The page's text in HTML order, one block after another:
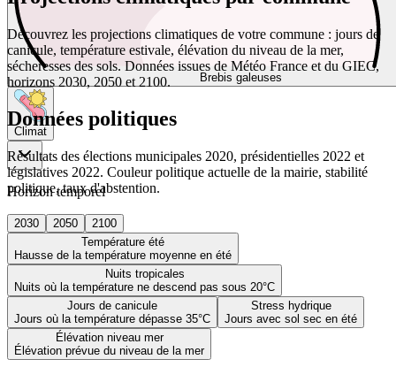
Brebis galeuses
Climat
Horizon temporel
2030 2050
2100
Température été
Hausse de la température moyenne en été
Nuits tropicales
Nuits où la température ne descend pas sous 20°C
Jours de canicule
Jours où la température dépasse 35°C
Stress hydrique
Jours avec sol sec en été
Élévation niveau mer
Élévation prévue du niveau de la mer
Découvrez les projections climatiques de votre commune : jours de
canicule, température estivale, élévation du niveau de la mer,
sécheresses des sols. Données issues de Météo France et du GIEC,
horizons 2030, 2050 et 2100.
Données politiques
Résultats des élections municipales 2020, présidentielles 2022 et
législatives 2022. Couleur politique actuelle de la mairie, stabilité
politique, taux d'abstention.